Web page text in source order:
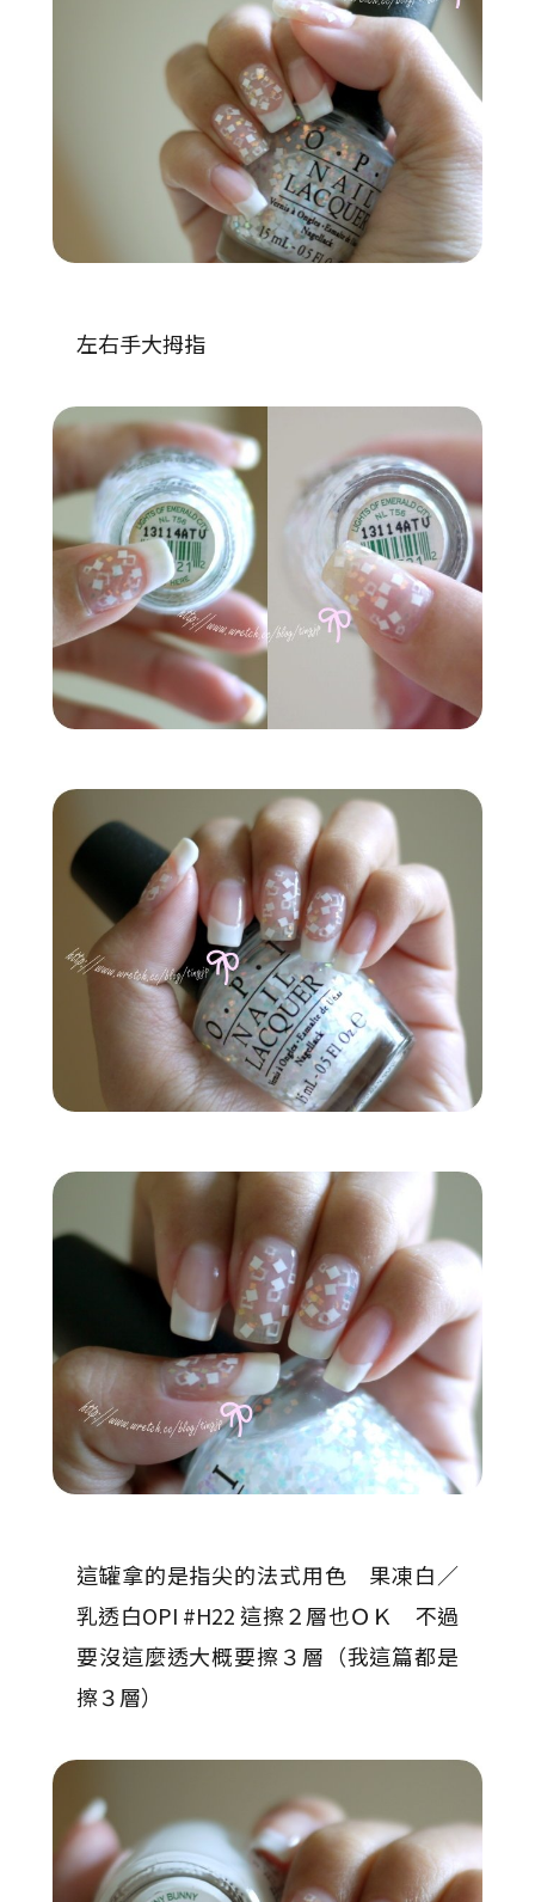
左右手大拇指
這罐拿的是指尖的法式用色 果凍白／
乳透白OPI #H22 這擦２層也ＯＫ 不過
要沒這麼透大概要擦３層（我這篇都是
擦３層）